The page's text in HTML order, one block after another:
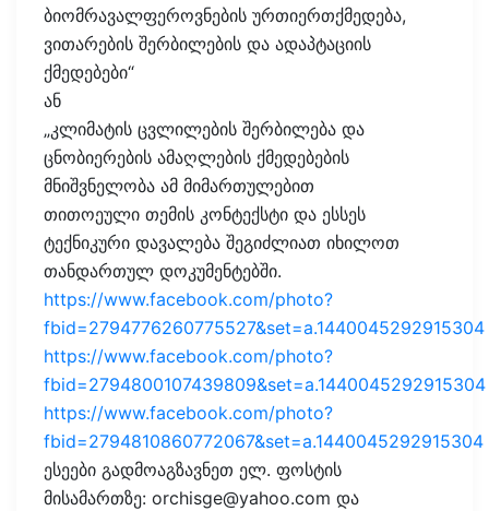
ბიომრავალფეროვნების ურთიერთქმედება,
ვითარების შერბილების და ადაპტაციის
ქმედებები“
ან
„კლიმატის ცვლილების შერბილება და
ცნობიერების ამაღლების ქმედებების
მნიშვნელობა ამ მიმართულებით
თითოეული თემის კონტექსტი და ესსეს
ტექნიკური დავალება შეგიძლიათ იხილოთ
თანდართულ დოკუმენტებში.
https://www.facebook.com/photo?
fbid=2794776260775527&set=a.1440045292915304
https://www.facebook.com/photo?
fbid=2794800107439809&set=a.1440045292915304
https://www.facebook.com/photo?
fbid=2794810860772067&set=a.1440045292915304
ესეები გადმოაგზავნეთ ელ. ფოსტის
მისამართზე: orchisge@yahoo.com და